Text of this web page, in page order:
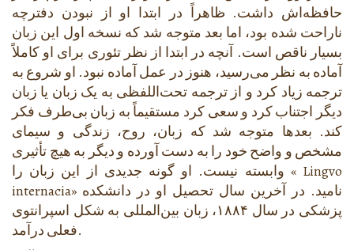
حافظه‌اش داشت. ظاهراً در ابتدا او از نبودن دفترچه
ناراحت شده بود، اما بعد متوجه شد که نسخه اول این زبان
بسیار ناقص است. آنچه در ابتدا از نظر تئوری برای او کاملاً
آماده به نظر می‌رسید، هنوز در عمل آماده نبود. او شروع به
ترجمه زیاد کرد و از ترجمه تحت‌اللفظی به یک زبان یا زبان
دیگر اجتناب کرد و سعی کرد مستقیماً به زبان بی‌طرف فکر
کند. بعدها متوجه شد که زبان، روح، زندگی و سیمای
مشخص و واضح خود را به دست آورده و دیگر به هیچ تأثیری
وابسته نیست. او گونه جدیدی از این زبان را « Lingvo
internacia» نامید. در آخرین سال تحصیل او در دانشکده
پزشکی در سال ۱۸۸۴، زبان بین‌المللی به شکل اسپرانتوی
فعلی درآمد.